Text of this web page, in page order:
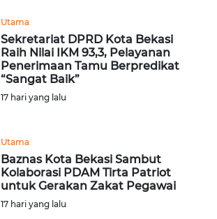
Utama
Sekretariat DPRD Kota Bekasi
Raih Nilai IKM 93,3, Pelayanan
Penerimaan Tamu Berpredikat
“Sangat Baik”
17 hari yang lalu
Utama
Baznas Kota Bekasi Sambut
Kolaborasi PDAM Tirta Patriot
untuk Gerakan Zakat Pegawai
17 hari yang lalu